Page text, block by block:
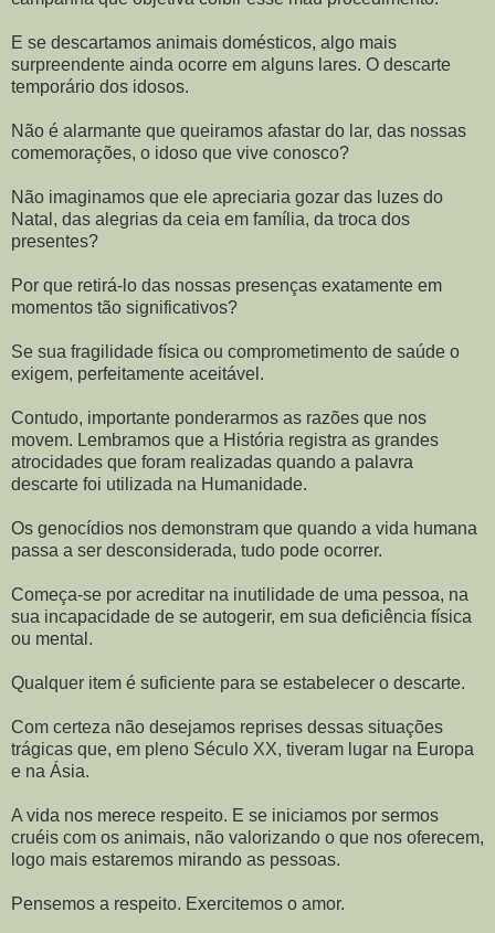
E se descartamos animais domésticos, algo mais
surpreendente ainda ocorre em alguns lares. O descarte
temporário dos idosos.
Não é alarmante que queiramos afastar do lar, das nossas
comemorações, o idoso que vive conosco?
Não imaginamos que ele apreciaria gozar das luzes do
Natal, das alegrias da ceia em família, da troca dos
presentes?
Por que retirá-lo das nossas presenças exatamente em
momentos tão significativos?
Se sua fragilidade física ou comprometimento de saúde o
exigem, perfeitamente aceitável.
Contudo, importante ponderarmos as razões que nos
movem. Lembramos que a História registra as grandes
atrocidades que foram realizadas quando a palavra
descarte foi utilizada na Humanidade.
Os genocídios nos demonstram que quando a vida humana
passa a ser desconsiderada, tudo pode ocorrer.
Começa-se por acreditar na inutilidade de uma pessoa, na
sua incapacidade de se autogerir, em sua deficiência física
ou mental.
Qualquer item é suficiente para se estabelecer o descarte.
Com certeza não desejamos reprises dessas situações
trágicas que, em pleno Século XX, tiveram lugar na Europa
e na Ásia.
A vida nos merece respeito. E se iniciamos por sermos
cruéis com os animais, não valorizando o que nos oferecem,
logo mais estaremos mirando as pessoas.
Pensemos a respeito. Exercitemos o amor.